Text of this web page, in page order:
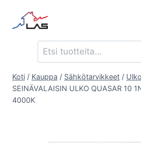
sisältöön
Etsi:
Koti / Kauppa / Sähkötarvikkeet /
SEINÄVALAISIN ULKO QUASAR 10
4000K